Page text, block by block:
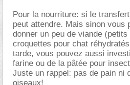
Pour la nourriture: si le
peut attendre. Mais sinon vous
donner un peu de viande
croquettes pour chat
tarde, vous pouvez aussi
farine ou de la pâtée pour
Juste un rappel: pas de pain ni
oiseaux!